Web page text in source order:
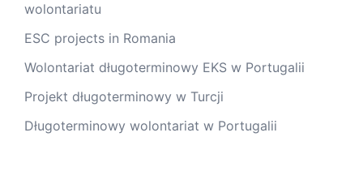
wolontariatu
ESC projects in Romania
Wolontariat długoterminowy EKS w Portugalii
Projekt długoterminowy w Turcji
Długoterminowy wolontariat w Portugalii